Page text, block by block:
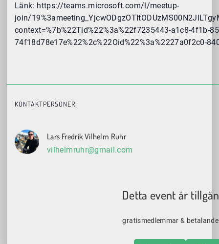
Länk: https://teams.microsoft.com/l/meetup-
join/
context=%7b%22Tid%22%3a%22f7235443-a1c8-4f1b-
74f18d78e17e%22%2c%22Oid%22%3a%2227a0f2c0-
KONTAKTPERSONER:
Lars Fredrik Vilhelm Ruhr
vilhelmruhr@gmail.com
Detta event är
gratismedlemmar &